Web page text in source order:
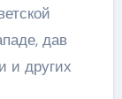
дав
и других